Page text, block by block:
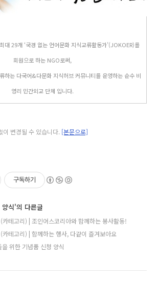
대 29개 ‘국경 없는 언어문화 지식교류활동가’(JOKOER)를
회원으로 하는 NGO로써,
하는 다국어&다문화 지식허브 커뮤니티를 운영하는 순수 비
영리 민간외교 단체 입니다.
이 변경될 수 있습니다. [본문으로]
구독하기
식'의 다른글
테고리) | 조인어스코리아와 함께하는 봉사활동!
테고리) | 함께하는 행사, 다같이 즐겨보아요
위한 기념품 신청 양식